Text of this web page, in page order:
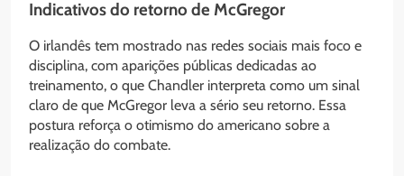
Indicativos do retorno de McGregor
O irlandês tem mostrado nas redes sociais mais foco e
disciplina, com aparições públicas dedicadas ao
treinamento, o que Chandler interpreta como um sinal
claro de que McGregor leva a sério seu retorno. Essa
postura reforça o otimismo do americano sobre a
realização do combate.